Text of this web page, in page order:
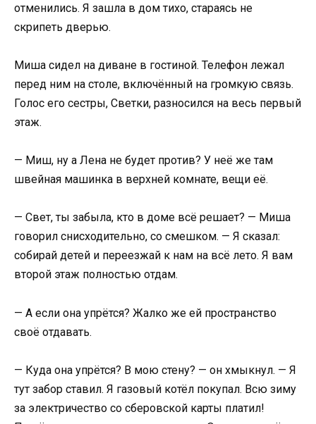
отменились. Я зашла в дом тихо, стараясь не
скрипеть дверью.
Миша сидел на диване в гостиной. Телефон лежал
перед ним на столе, включённый на громкую связь.
Голос его сестры, Светки, разносился на весь первый
этаж.
— Миш, ну а Лена не будет против? У неё же там
швейная машинка в верхней комнате, вещи её.
— Свет, ты забыла, кто в доме всё решает? — Миша
говорил снисходительно, со смешком. — Я сказал:
собирай детей и переезжай к нам на всё лето. Я вам
второй этаж полностью отдам.
— А если она упрётся? Жалко же ей пространство
своё отдавать.
— Куда она упрётся? В мою стену? — он хмыкнул. — Я
тут забор ставил. Я газовый котёл покупал. Всю зиму
за электричество со сберовской карты платил!